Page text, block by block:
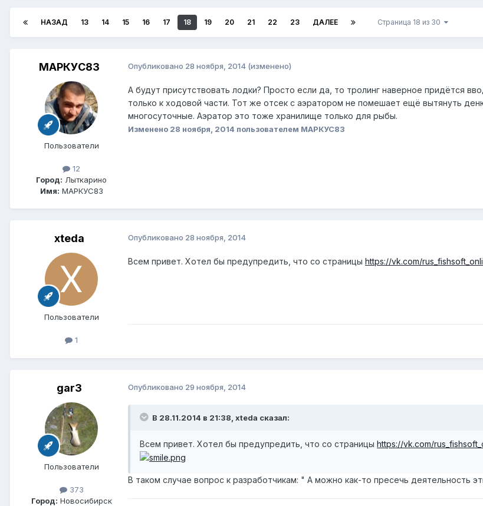
НАЗАД 13 14 15 16 17 18 19 20 21 22 23 ДАЛЕЕ Страница 18 из 30
МАРКУС83
Пользователи
12
Город: Лыткарино
Имя: МАРКУС83
Опубликовано 28 ноября, 2014 (изменено)
А будут присутствовать лодки? Просто если да, то тролинг наверное придётся
только к ходовой части. Тот же отсек с аэратором не помешает ещё вытянуть
многосуточные. Аэратор это тоже хранилище только для рыбы.
Изменено 28 ноября, 2014 пользователем МАРКУС83
xteda
Пользователи
1
Опубликовано 28 ноября, 2014
Всем привет. Хотел бы предупредить, что со страницы https://vk.com/
gar3
Пользователи
373
Город: Новосибирск
Опубликовано 29 ноября, 2014
В 28.11.2014 в 21:38, xteda сказал:
Всем привет. Хотел бы предупредить, что со страницы https://vk.com/
В таком случае вопрос к разработчикам: " А можно как-то пресечь деятельность